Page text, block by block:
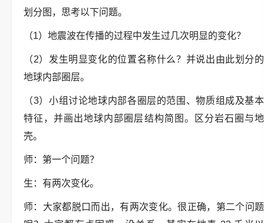
划分图，思考以下问题。
（1）地震波在传播的过程中发生过几次明显的变化？
（2）发生明显变化的位置名称什么？并说出由此划分的
地球内部圈层。
（3）小组讨论地球内部各圈层的范围、物质组成及基本
特征，并画出地球内部圈层结构简图。区分岩石圈与地
壳。
师：第一个问题？
生：有两次变化。
师：大家都脱口而出，有两次变化。很正确，第二个问题